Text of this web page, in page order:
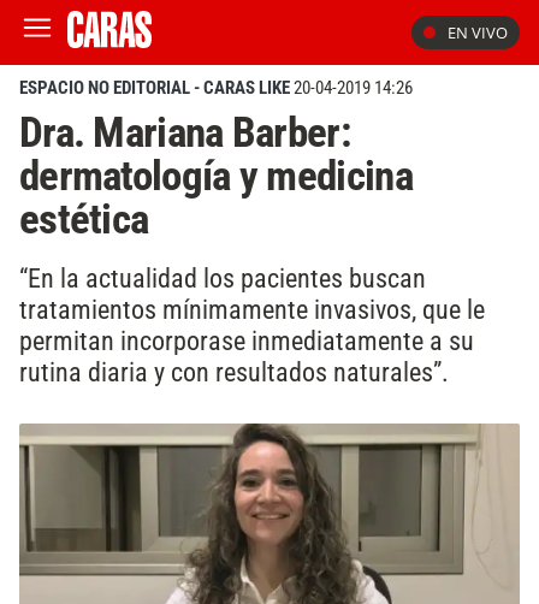
EN VIVO
ESPACIO NO EDITORIAL - CARAS LIKE20-04-2019 14:26
Dra. Mariana Barber:
dermatología y medicina
estética
“En la actualidad los pacientes buscan
tratamientos mínimamente invasivos, que le
permitan incorporase inmediatamente a su
rutina diaria y con resultados naturales”.